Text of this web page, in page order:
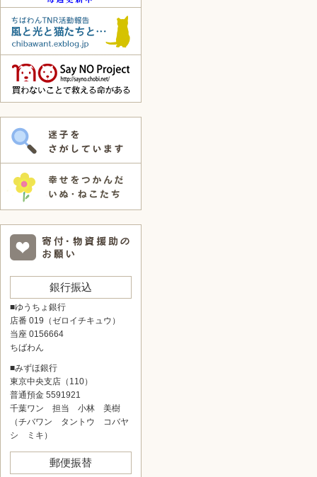
銀行振込
■ゆうちょ銀行
店番 019（ゼロイチキュウ）
当座 0156664
ちばわん
■みずほ銀行
東京中央支店（110）
普通預金 5591921
千葉ワン 担当 小林 美樹
（チバワン タントウ コバヤ
シ ミキ）
郵便振替